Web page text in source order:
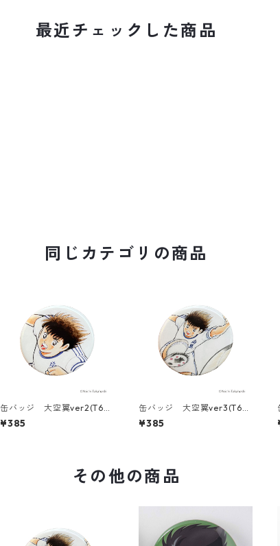
最近チェックした商品
同じカテゴリの商品
缶バッジ 大空翼ver2(T686
-045)
¥385
缶バッジ 大空翼ver3(T686
-045)
¥385
その他の商品